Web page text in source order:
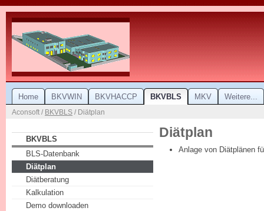
Home BKVWIN BKVHACCP BKVBLS MKV Weitere...
Aconsoft / BKVBLS / Diätplan
BKVBLS
BLS-Datenbank
Diätplan
Diätberatung
Kalkulation
Demo downloaden
Diätplan
Anlage von Diätplänen